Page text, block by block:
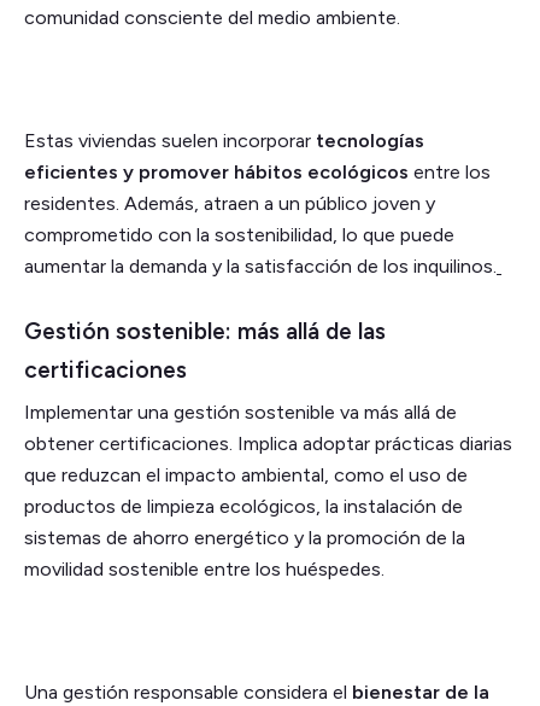
comunidad consciente del medio ambiente.
Estas viviendas suelen incorporar tecnologías
eficientes y promover hábitos ecológicos entre los
residentes. Además, atraen a un público joven y
comprometido con la sostenibilidad, lo que puede
aumentar la demanda y la satisfacción de los inquilinos.
Gestión sostenible: más allá de las
certificaciones
Implementar una gestión sostenible va más allá de
obtener certificaciones. Implica adoptar prácticas diarias
que reduzcan el impacto ambiental, como el uso de
productos de limpieza ecológicos, la instalación de
sistemas de ahorro energético y la promoción de la
movilidad sostenible entre los huéspedes.
Una gestión responsable considera el bienestar de la